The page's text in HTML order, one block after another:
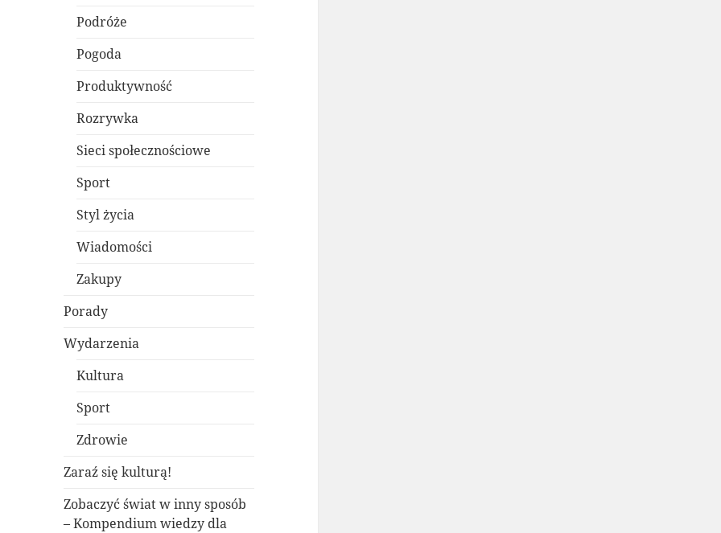
Podróże
Pogoda
Produktywność
Rozrywka
Sieci społecznościowe
Sport
Styl życia
Wiadomości
Zakupy
Porady
Wydarzenia
Kultura
Sport
Zdrowie
Zaraź się kulturą!
Zobaczyć świat w inny sposób
– Kompendium wiedzy dla